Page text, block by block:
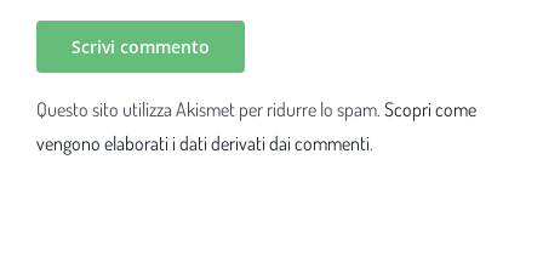
Questo sito utilizza Akismet per ridurre lo spam. Scopri come
vengono elaborati i dati derivati dai commenti.